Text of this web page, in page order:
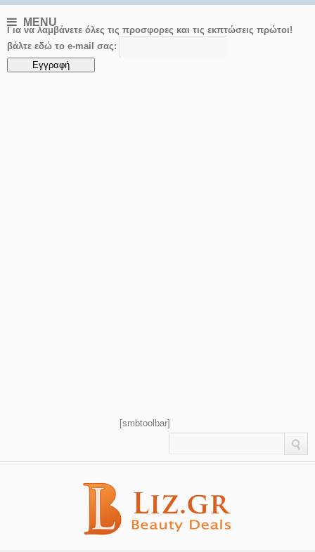
MENU
Για να λαμβάνετε όλες τις προσφορες και τις εκπτώσεις πρώτοι!
βάλτε εδώ το e-mail σας:
[smbtoolbar]